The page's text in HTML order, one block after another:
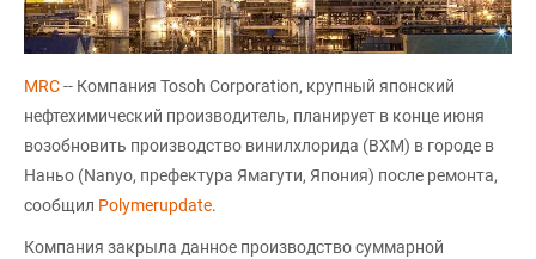
MRC-- Компания Tosoh Corporation, крупный японский
нефтехимический производитель, планирует в конце июня
возобновить производство винилхлорида (ВХМ) в городе в
Наньо (Nanyo, префектура Ямагути, Япония) после ремонта,
сообщил Polymerupdate.
Компания закрыла данное производство суммарной